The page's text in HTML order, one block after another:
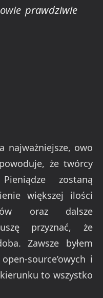
prawdziwie
najważniejsze, owo
że twórcy
zostaną
większej ilości
oraz dalsze
przyznać, że
Zawsze byłem
source’owych i
to wszystko